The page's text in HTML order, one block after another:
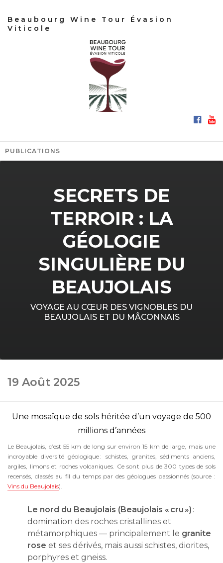
Beaubourg Wine Tour Évasion
Viticole
PUBLICATIONS
SECRETS DE
TERROIR : LA
GÉOLOGIE
SINGULIÈRE DU
BEAUJOLAIS
VOYAGE AU CŒUR DES VIGNOBLES DU
BEAUJOLAIS ET DU MÂCONNAIS
19 Août 2025
Une mosaïque de sols héritée d’un voyage de 500
millions d’années
Le Beaujolais, c’est 55 km de long sur environ 15 km de large, mais une
incroyable diversité géologique : schistes, granites, sédiments anciens,
argiles, limons et roches volcaniques. Ce sont plus de 300 types de sols
recensés, classés au fil du temps par des géologues passionnés (source :
Vins du Beaujolais).
Le nord du Beaujolais (Beaujolais « cru ») :
domination des roches cristallines et
métamorphiques — principalement le granite
rose et ses dérivés, mais aussi schistes, diorites,
porphyres et gneiss.